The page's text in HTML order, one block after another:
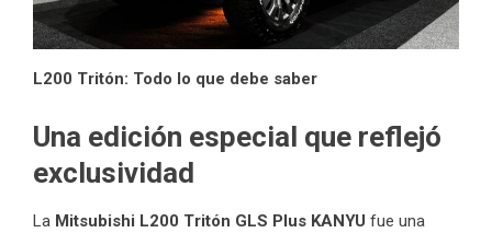
L200 Tritón: Todo lo que debe saber
Una edición especial que reflejó
exclusividad
La Mitsubishi L200 Tritón GLS Plus KANYU fue una